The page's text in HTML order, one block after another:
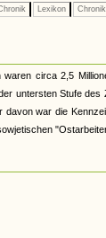
Lexikon Chronik
circa 2,5
untersten Stufe
war die